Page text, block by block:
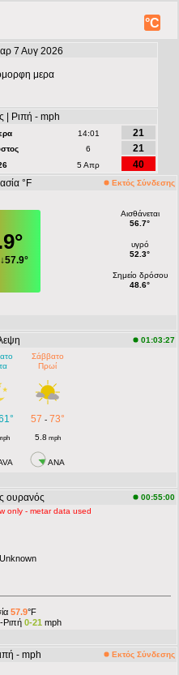
°C
7 Αυγ 2026
μερα
| Ριπή - mph
14:01
21
6
21
5 Απρ
40
°F
Εκτός Σύνδεσης
↓57.9°
Αισθάνεται
56.7°
υγρό
52.3°
Σημείο δρόσου
48.6°
01:03:27
Σάββατο
Πρωί
57 - 73°
5.8 mph
ANA
ουρανός
only - metar data used
00:55:00
Unknown
57.9°F
Ριπή 0-21 mph
- mph Εκτός Σύνδεσης